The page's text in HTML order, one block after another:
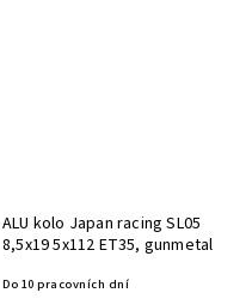
ALU kolo Japan racing SL05
8,5x19 5x112 ET35, gunmetal
Do 10 pracovních dní